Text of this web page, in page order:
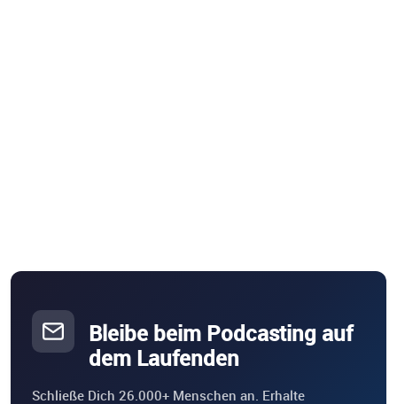
Bleibe beim Podcasting auf
dem Laufenden
Schließe Dich 26.000+ Menschen an. Erhalte